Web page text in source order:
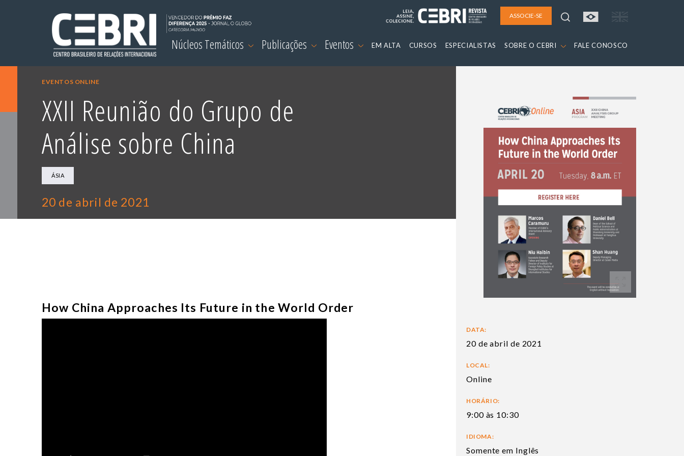
ASSOCIE-SE
Núcleos Temáticos Publicações Eventos EM ALTA CURSOS ESPECIALISTAS SOBRE O CEBRI FALE CONOSCO
EVENTOS ONLINE
XXII Reunião do Grupo de
Análise sobre China
ÁSIA
20 de abril de 2021
How China Approaches Its Future in the World Order
DATA:
20 de abril de 2021
LOCAL:
Online
HORÁRIO:
9:00 às 10:30
IDIOMA:
Somente em Inglês